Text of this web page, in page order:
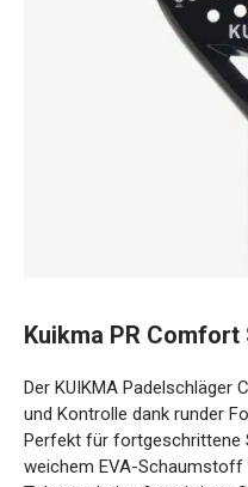
Präzision und Kontrolle
Balance. Perfekt für
Glasfasermaterial und
maximalen Komfort und